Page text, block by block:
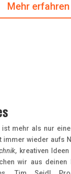
Mehr erfahren
mehr als nur
immer wieder aufs
, kreativen
wir aus deinen